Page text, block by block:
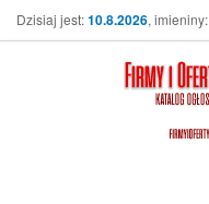
Dzisiaj jest:10.8.2026, imieniny: